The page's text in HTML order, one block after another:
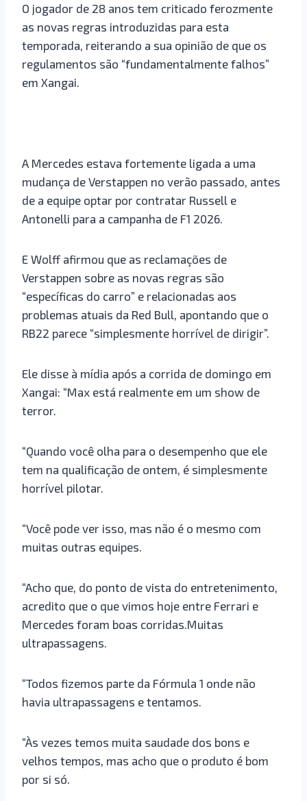
O jogador de 28 anos tem criticado ferozmente
as novas regras introduzidas para esta
temporada, reiterando a sua opinião de que os
regulamentos são “fundamentalmente falhos”
em Xangai.
A Mercedes estava fortemente ligada a uma
mudança de Verstappen no verão passado, antes
de a equipe optar por contratar Russell e
Antonelli para a campanha de F1 2026.
E Wolff afirmou que as reclamações de
Verstappen sobre as novas regras são
“específicas do carro” e relacionadas aos
problemas atuais da Red Bull, apontando que o
RB22 parece “simplesmente horrível de dirigir”.
Ele disse à mídia após a corrida de domingo em
Xangai: “Max está realmente em um show de
terror.
“Quando você olha para o desempenho que ele
tem na qualificação de ontem, é simplesmente
horrível pilotar.
“Você pode ver isso, mas não é o mesmo com
muitas outras equipes.
“Acho que, do ponto de vista do entretenimento,
acredito que o que vimos hoje entre Ferrari e
Mercedes foram boas corridas.Muitas
ultrapassagens.
“Todos fizemos parte da Fórmula 1 onde não
havia ultrapassagens e tentamos.
“Às vezes temos muita saudade dos bons e
velhos tempos, mas acho que o produto é bom
por si só.